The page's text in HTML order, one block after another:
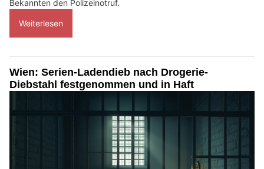
Bekannten den Polizeinotruf.
Weiterlesen
Wien: Serien-Ladendieb nach Drogerie-
Diebstahl festgenommen und in Haft